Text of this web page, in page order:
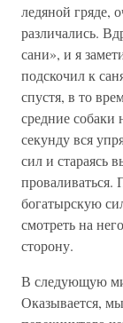
ледяной гряде,
различались.
сани», и я
подскочил к
спустя, в то
средние
секунду вся
сил и стараясь
богатырскую
смотреть на
сторону.
В следующую
Оказывается,